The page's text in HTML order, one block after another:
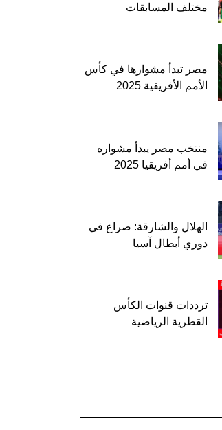
مختلف المسابقات
مصر تبدأ مشوارها في كأس
الأمم الأفريقية 2025
منتخب مصر يبدأ مشواره
في أمم أفريقيا 2025
الهلال والشارقة: صراع في
دوري أبطال آسيا
ترددات قنوات الكأس
القطرية الرياضية